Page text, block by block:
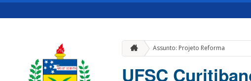
Assunto: Projeto Reforma
UFSC